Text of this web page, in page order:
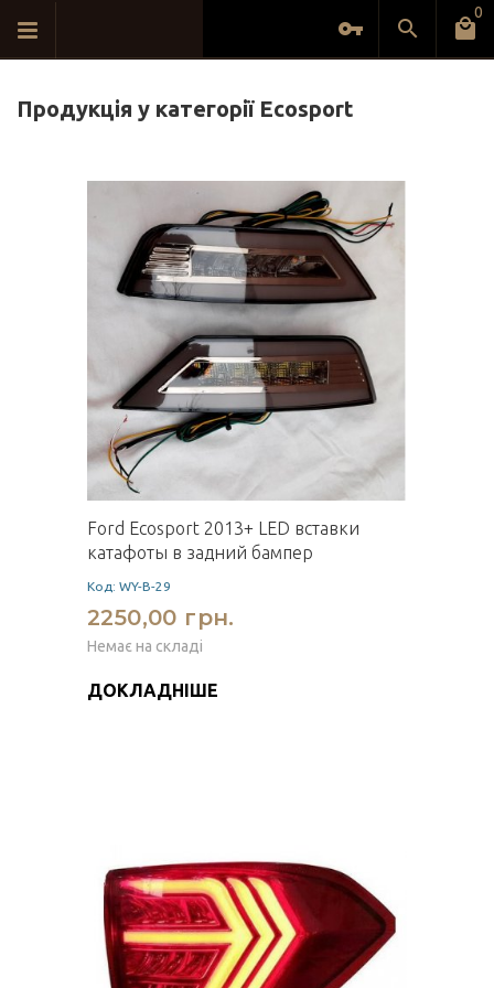
0
Продукція у категорії Ecosport
Ford Ecosport 2013+ LED вставки
катафоты в задний бампер
Код: WY-B-29
2250,00 грн.
Немає на складі
ДОКЛАДНІШЕ